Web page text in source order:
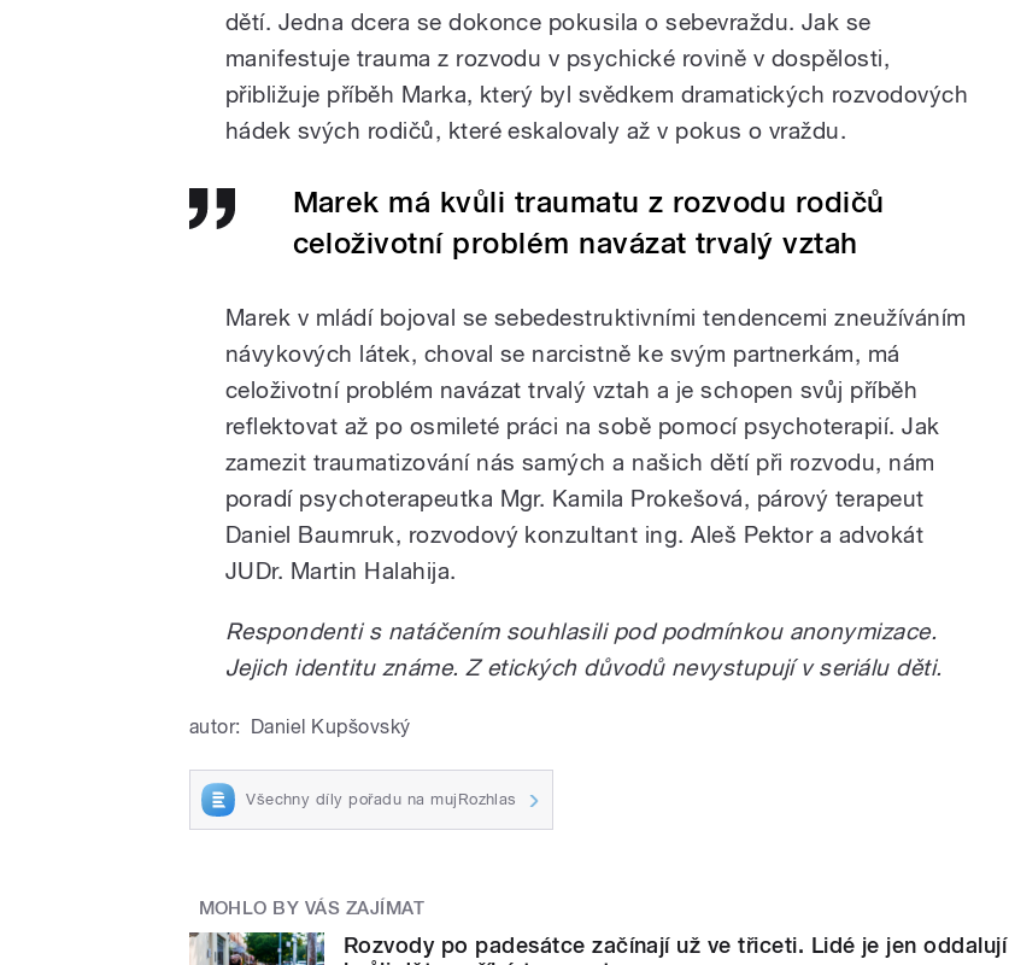
dětí. Jedna dcera se dokonce pokusila o sebevraždu. Jak se
manifestuje trauma z rozvodu v psychické rovině v dospělosti,
přibližuje příběh Marka, který byl svědkem dramatických rozvodových
hádek svých rodičů, které eskalovaly až v pokus o vraždu.
Marek má kvůli traumatu z rozvodu rodičů
celoživotní problém navázat trvalý vztah
Marek v mládí bojoval se sebedestruktivními tendencemi zneužíváním
návykových látek, choval se narcistně ke svým partnerkám, má
celoživotní problém navázat trvalý vztah a je schopen svůj příběh
reflektovat až po osmileté práci na sobě pomocí psychoterapií. Jak
zamezit traumatizování nás samých a našich dětí při rozvodu, nám
poradí psychoterapeutka Mgr. Kamila Prokešová, párový terapeut
Daniel Baumruk, rozvodový konzultant ing. Aleš Pektor a advokát
JUDr. Martin Halahija.
Respondenti s natáčením souhlasili pod podmínkou anonymizace.
Jejich identitu známe. Z etických důvodů nevystupují v seriálu děti.
autor: Daniel Kupšovský
Všechny díly pořadu na mujRozhlas
MOHLO BY VÁS ZAJÍMAT
Rozvody po padesátce začínají už ve třiceti. Lidé je jen oddalují